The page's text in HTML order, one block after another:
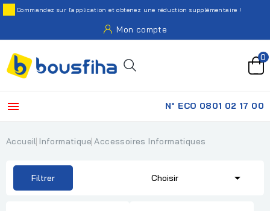
Commandez sur l'application et obtenez une réduction supplémentaire !
Mon compte
0
 N° ECO 0801 02 17 00
Accueil Informatique Accessoires Informatiques
Filtrer Choisir 